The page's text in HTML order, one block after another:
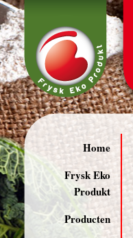
Home
Frysk Eko
Produkt
Producten